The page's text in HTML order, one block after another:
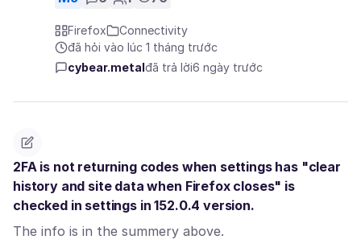
Firefox
Connectivity
đã hỏi vào lúc 1 tháng trước
cybear.metal đã trả lời6 ngày trước
2FA is not returning codes when settings has "clear
history and site data when Firefox closes" is
checked in settings in 152.0.4 version.
The info is in the summery above.